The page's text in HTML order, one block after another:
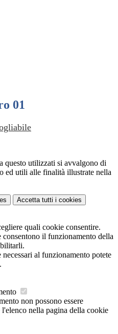
01
questo utilizzati si avvalgono di
ed utili alle finalità illustrate nella
Accetta tutti i cookies
quali cookie consentire.
il funzionamento della
al funzionamento potete
.
non possono essere
nella pagina della cookie